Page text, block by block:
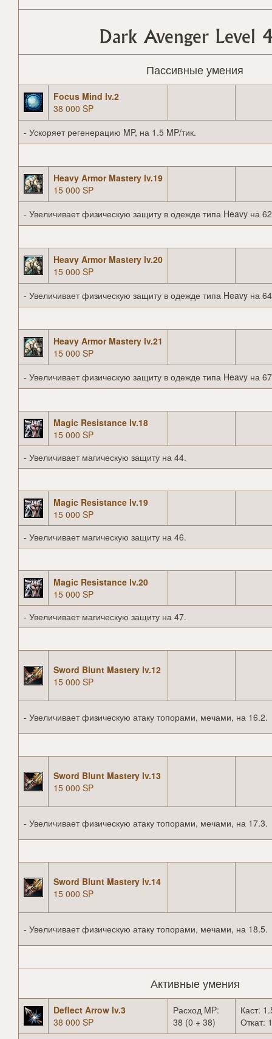
Dark Avenger Level
Пассивные умения
Focus Mind lv.2
38 000 SP
- Ускоряет регенерацию MP, на 1.5 MP/тик.
Heavy Armor Mastery lv.19
15 000 SP
- Увеличивает физическую защиту в одежде типа Heavy на
Heavy Armor Mastery lv.20
15 000 SP
- Увеличивает физическую защиту в одежде типа Heavy на
Heavy Armor Mastery lv.21
15 000 SP
- Увеличивает физическую защиту в одежде типа Heavy на
Magic Resistance lv.18
15 000 SP
- Увеличивает магическую защиту на 44.
Magic Resistance lv.19
15 000 SP
- Увеличивает магическую защиту на 46.
Magic Resistance lv.20
15 000 SP
- Увеличивает магическую защиту на 47.
Sword Blunt Mastery lv.12
15 000 SP
- Увеличивает физическую атаку топорами, мечами, на 16.2.
Sword Blunt Mastery lv.13
15 000 SP
- Увеличивает физическую атаку топорами, мечами, на 17.3.
Sword Blunt Mastery lv.14
15 000 SP
- Увеличивает физическую атаку топорами, мечами, на 18.5.
Активные умения
Deflect Arrow lv.3
38 000 SP
Расход MP:
38 (0 + 38)
Каст:
Откат: